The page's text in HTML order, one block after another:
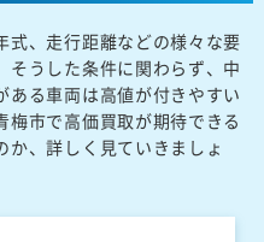
式、走行距離などの様々な要
そうした条件に関わらず、中
ある車両は高値が付きやすい
市で高価買取が期待できる
か、詳しく見ていきましょ